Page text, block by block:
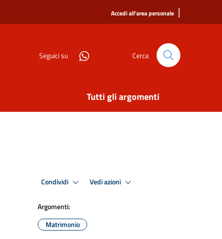
Accedi all'area personale |
Seguici su Cerca
Tutti gli argomenti
Condividi Vedi azioni
Argomenti:
Matrimonio